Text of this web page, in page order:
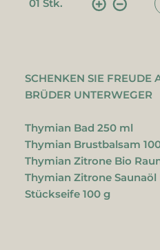
SCHENKEN SIE FREUDE
BRÜDER UNTERWEGER
Thymian Bad 250 ml
Thymian Brustbalsam
Thymian Zitrone Bio
Thymian Zitrone Saunaöl
Stückseife 100 g
01 Stk.